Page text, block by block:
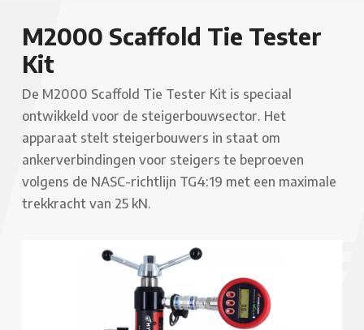
M2000 Scaffold Tie Tester
Kit
De M2000 Scaffold Tie Tester Kit is speciaal
ontwikkeld voor de steigerbouwsector. Het
apparaat stelt steigerbouwers in staat om
ankerverbindingen voor steigers te beproeven
volgens de NASC-richtlijn TG4:19 met een maximale
trekkracht van 25 kN.